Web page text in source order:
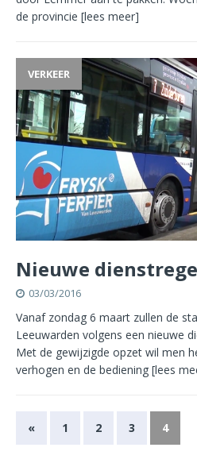
de provincie [lees meer]
VERKEER
Nieuwe
03/03/2016
Vanaf zondag 6 maart zullen de
Leeuwarden volgens een nieuwe
Met de gewijzigde opzet wil men
verhogen en de bediening [lees
« 1 2 3 4